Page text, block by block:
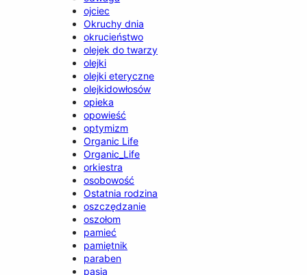
ojciec
Okruchy dnia
okrucieństwo
olejek do twarzy
olejki
olejki eteryczne
olejkidowłosów
opieka
opowieść
optymizm
Organic Life
Organic_Life
orkiestra
osobowość
Ostatnia rodzina
oszczędzanie
oszołom
pamieć
pamiętnik
paraben
pasja